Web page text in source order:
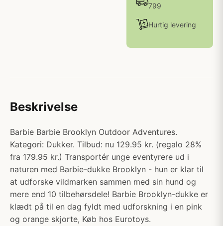
799
Hurtig levering
Beskrivelse
Barbie Barbie Brooklyn Outdoor Adventures.
Kategori: Dukker. Tilbud: nu 129.95 kr. (regalo 28%
fra 179.95 kr.) Transportér unge eventyrere ud i
naturen med Barbie-dukke Brooklyn - hun er klar til
at udforske vildmarken sammen med sin hund og
mere end 10 tilbehørsdele! Barbie Brooklyn-dukke er
klædt på til en dag fyldt med udforskning i en pink
og orange skjorte, Køb hos Eurotoys.